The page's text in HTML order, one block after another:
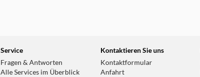
33.7 km
Service
Fragen & Antworten
Alle Services im Überblick
Kontaktieren Sie uns
Kontaktformular
Anfahrt